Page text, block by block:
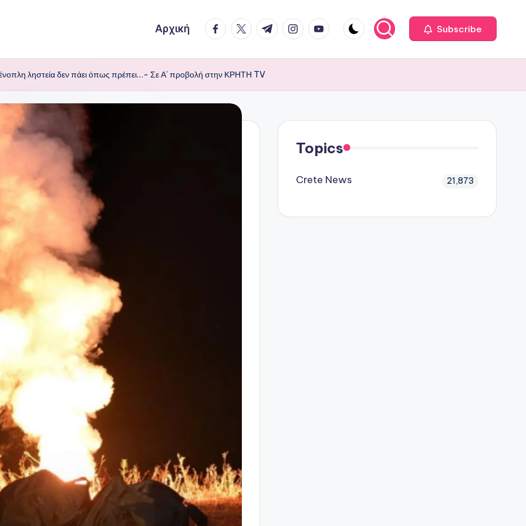
Αρχική facebook.com
twitter.com
t.me instagram.com
youtube.com Subscribe
ληστεία δεν πάει όπως πρέπει…- Σε Α’ προβολή στην ΚΡΗΤΗ TV
Topics
Crete News 21,873